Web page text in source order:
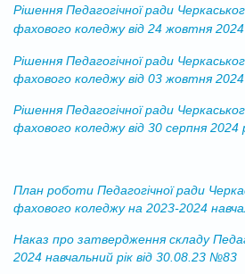
Рішення Педагогічної ради
фахового коледжу від 24 жовтня
Рішення Педагогічної ради
фахового коледжу від 03 жовтня
Рішення Педагогічної ради
фахового коледжу від 30 серпня 2024
План роботи Педагогічної ради
фахового коледжу на 2023-2024
Наказ про затвердження складу
2024 навчальний рік від 30.08.23 №83